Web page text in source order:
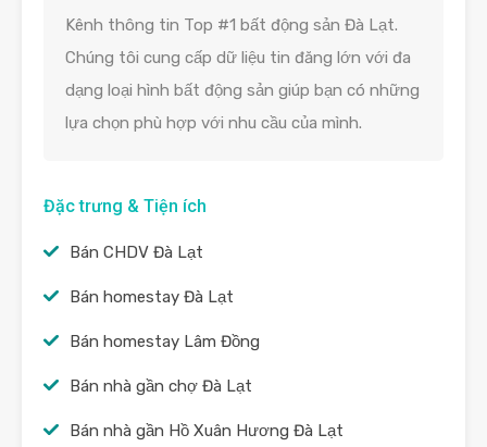
Kênh thông tin Top #1 bất động sản Đà Lạt.
Chúng tôi cung cấp dữ liệu tin đăng lớn với đa
dạng loại hình bất động sản giúp bạn có những
lựa chọn phù hợp với nhu cầu của mình.
Đặc trưng & Tiện ích
Bán CHDV Đà Lạt
Bán homestay Đà Lạt
Bán homestay Lâm Đồng
Bán nhà gần chợ Đà Lạt
Bán nhà gần Hồ Xuân Hương Đà Lạt